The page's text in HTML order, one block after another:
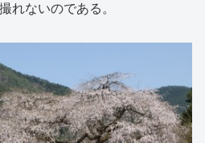
れないのである。